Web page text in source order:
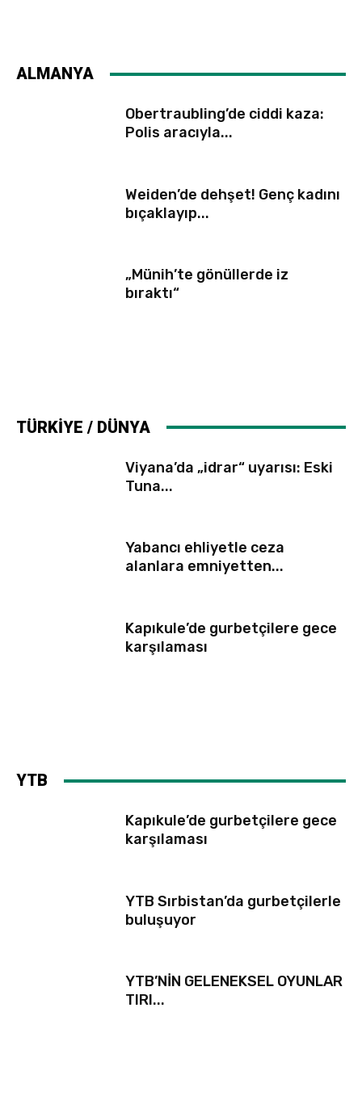
ALMANYA
Obertraubling’de ciddi kaza:
Polis aracıyla...
Weiden’de dehşet! Genç kadını
bıçaklayıp...
„Münih’te gönüllerde iz
bıraktı“
TÜRKİYE / DÜNYA
Viyana’da „idrar“ uyarısı: Eski
Tuna...
Yabancı ehliyetle ceza
alanlara emniyetten...
Kapıkule’de gurbetçilere gece
karşılaması
YTB
Kapıkule’de gurbetçilere gece
karşılaması
YTB Sırbistan’da gurbetçilerle
buluşuyor
YTB’NİN GELENEKSEL OYUNLAR
TIRI...